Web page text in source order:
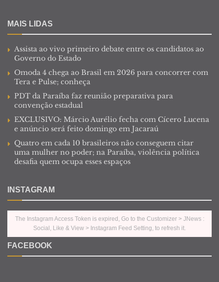
MAIS LIDAS
Assista ao vivo primeiro debate entre os candidatos ao
Governo do Estado
Omoda 4 chega ao Brasil em 2026 para concorrer com
Tera e Pulse; conheça
PDT da Paraíba faz reunião preparativa para
convenção estadual
EXCLUSIVO: Márcio Aurélio fecha com Cícero Lucena
e anúncio será feito domingo em Jacaraú
Quatro em cada 10 brasileiros não conseguem citar
uma mulher no poder; na Paraíba, violência política
desafia quem ocupa esses espaços
INSTAGRAM
The Instagram Access Token is expired, Go to the Customizer > JNews :
Social, Like & View > Instagram Feed Setting, to refresh it.
FACEBOOK